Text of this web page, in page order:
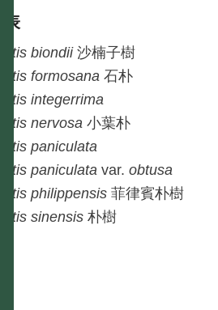
表
biondii 沙楠子樹
formosana 石朴
integerrima
nervosa 小葉朴
paniculata
paniculatavar. obtusa
philippensis 菲律賓朴樹
sinensis 朴樹